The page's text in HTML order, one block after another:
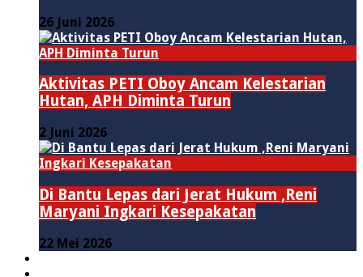
26 Juni 2026
Aktivitas PETI Oboy Ancam Kelestarian
Hutan, APH Diminta Turun
2 Juni 2026
Di Bantu Lepas dari Jerat Hukum ,Reni
Maryani Ingkari Kesepakatan
22 Mei 2026